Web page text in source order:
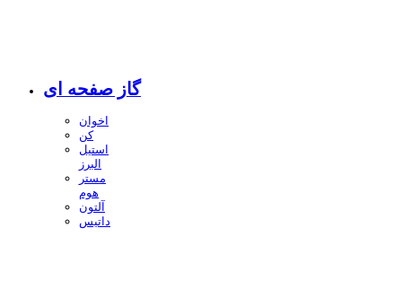
گاز صفحه ای
اخوان
کن
استیل
البرز
مستر
هوم
آلتون
داتیس